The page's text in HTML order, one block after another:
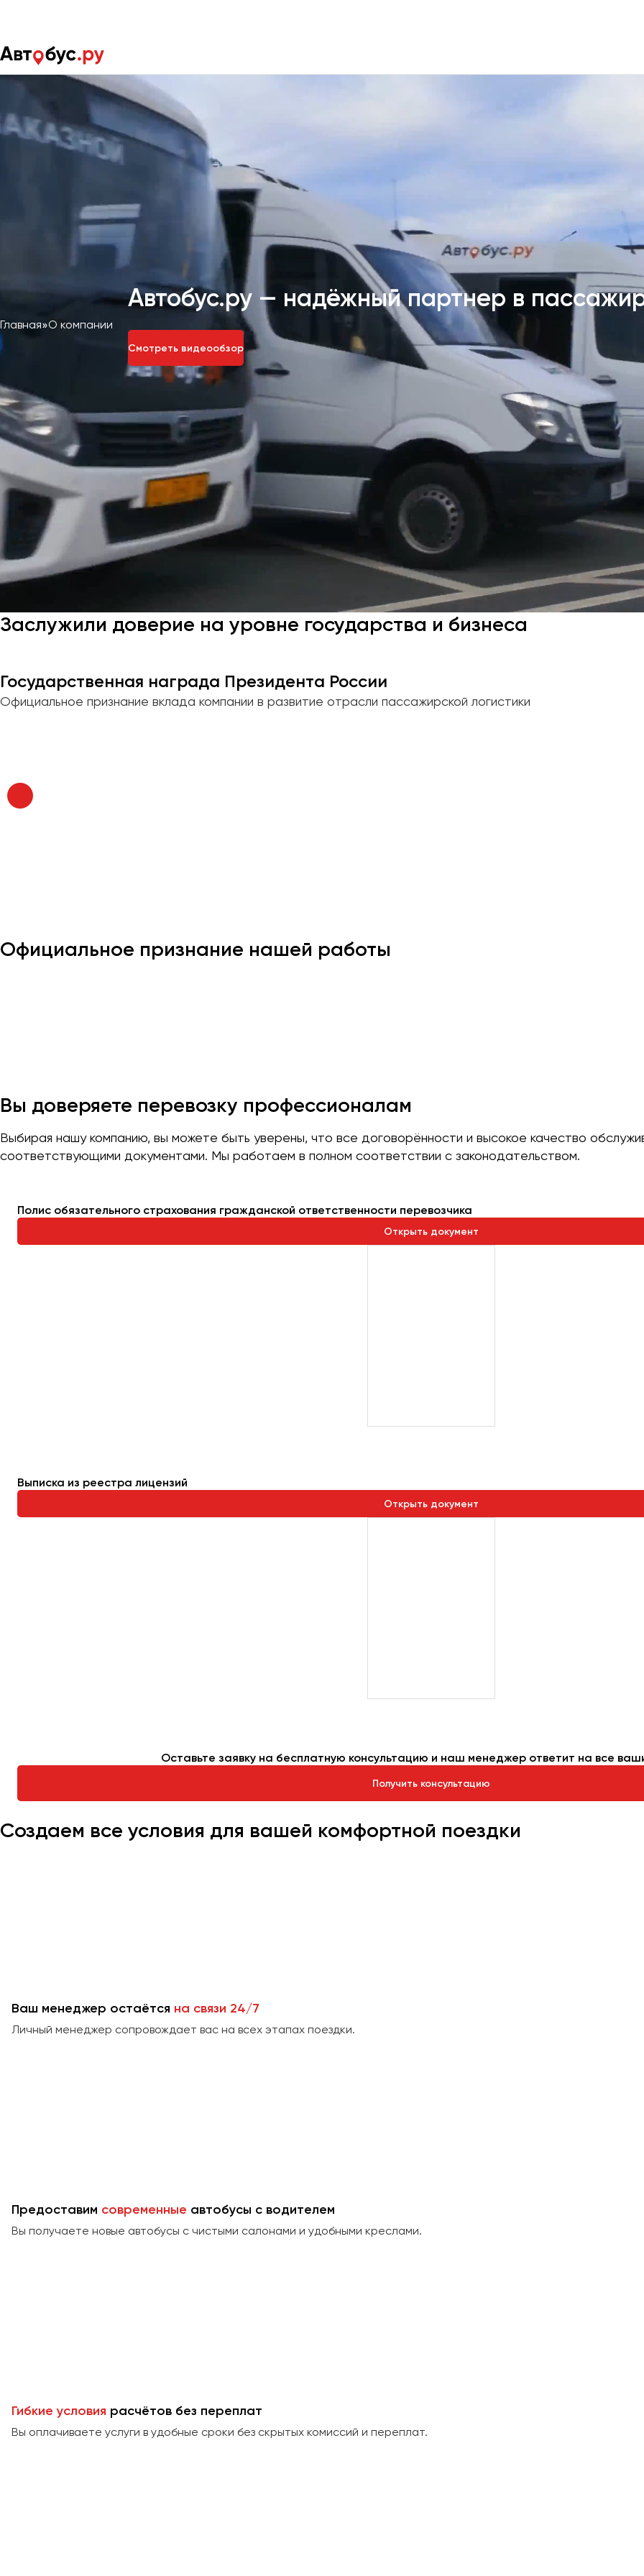
Главная О компании
Автобус.ру — надёжный партнер в
Смотреть видеообзор
Заслужили доверие на уровне государства и бизнеса
Государственная награда Президента России
Официальное признание вклада компании в развитие отрасли пассажирской логистики
Официальное признание нашей работы
Вы доверяете перевозку профессионалам
Выбирая нашу компанию, вы можете быть уверены, что все договорённости и высокое качество
соответствующими документами. Мы работаем в полном соответствии с законодательством.
Полис обязательного страхования гражданской ответственности перевозчика
Открыть документ
Выписка из реестра лицензий
Открыть документ
Оставьте заявку на бесплатную консультацию и наш менеджер ответит на все
Получить консультацию
Создаем все условия для вашей комфортной поездки
Ваш менеджер остаётся на связи 24/7
Личный менеджер сопровождает вас на всех этапах поездки.
Предоставим современные автобусы с водителем
Вы получаете новые автобусы с чистыми салонами и удобными креслами.
Гибкие условия расчётов без переплат
Вы оплачиваете услуги в удобные сроки без скрытых комиссий и переплат.